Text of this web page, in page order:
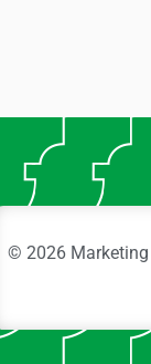
© 2026 Marketing